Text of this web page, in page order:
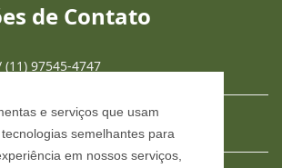
e serviços que usam
semelhantes para
em nossos serviços,
de Contato
97545-4747